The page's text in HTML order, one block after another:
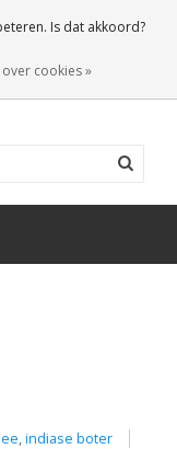
0 Artikelen
,indiase boter
Is dat akkoord?
cookies »